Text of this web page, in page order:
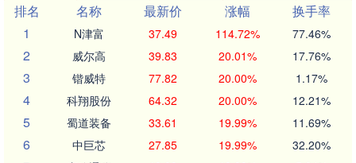
排名
名称 最新价 涨幅
换手率
1
N津富 37.49 114.72% 77.46%
2 威尔高 39.83 20.01% 17.76%
3 锴威特 77.82 20.00% 1.17%
4 科翔股份 64.32 20.00% 12.21%
5 蜀道装备 33.61 19.99% 11.69%
6 中巨芯 27.85 19.99% 32.20%